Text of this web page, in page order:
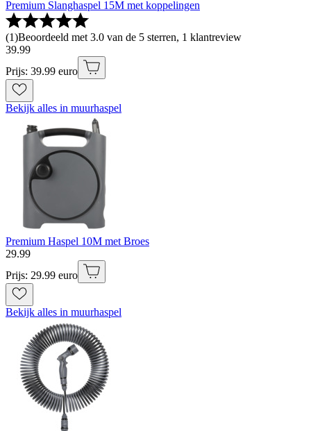
Premium Slanghaspel 15M met koppelingen
(1)Beoordeeld met 3.0 van de 5 sterren, 1 klantreview
39.99
Prijs: 39.99 euro
Bekijk alles in muurhaspel
Premium Haspel 10M met Broes
29.99
Prijs: 29.99 euro
Bekijk alles in muurhaspel